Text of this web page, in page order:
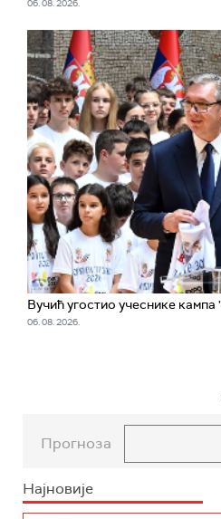
06. 08. 2026.
Вучић угостио учеснике
06. 08. 2026.
Прогноза
Најновије